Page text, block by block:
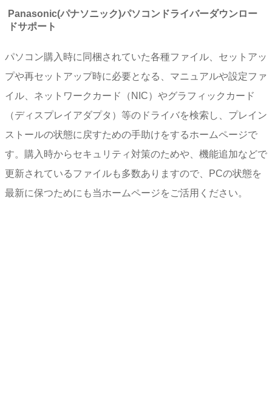
Panasonic(パナソニック)パソコンドライバーダウンロー
ドサポート
パソコン購入時に同梱されていた各種ファイル、セットアッ
プや再セットアップ時に必要となる、マニュアルや設定ファ
イル、ネットワークカード（NIC）やグラフィックカード
（ディスプレイアダプタ）等のドライバを検索し、プレイン
ストールの状態に戻すための手助けをするホームページで
す。購入時からセキュリティ対策のためや、機能追加などで
更新されているファイルも多数ありますので、PCの状態を
最新に保つためにも当ホームページをご活用ください。